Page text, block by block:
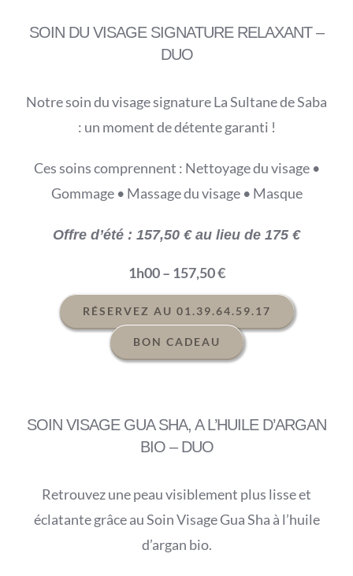
SOIN DU VISAGE SIGNATURE RELAXANT –
DUO
Notre soin du visage signature La Sultane de Saba
: un moment de détente garanti !
Ces soins comprennent : Nettoyage du visage •
Gommage • Massage du visage • Masque
Offre d’été : 157,50 € au lieu de 175 €
1h00 – 157,50 €
RÉSERVEZ AU 01.39.64.59.17
BON CADEAU
SOIN VISAGE GUA SHA, A L’HUILE D’ARGAN
BIO – DUO
Retrouvez une peau visiblement plus lisse et
éclatante grâce au Soin Visage Gua Sha à l’huile
d’argan bio.